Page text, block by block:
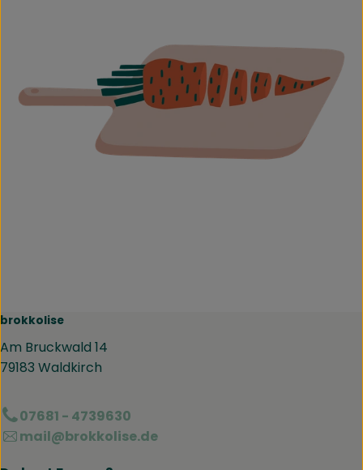
brokkolise
Am Bruckwald 14
79183 Waldkirch
07681 - 4739630
mail@brokkolise.de